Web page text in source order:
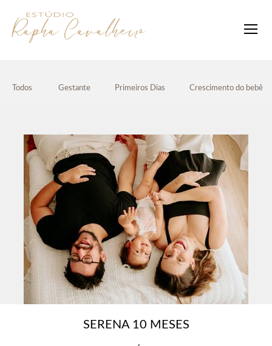
Todos Gestante Primeiros Dias Crescimento do bebê
SERENA 10 MESES